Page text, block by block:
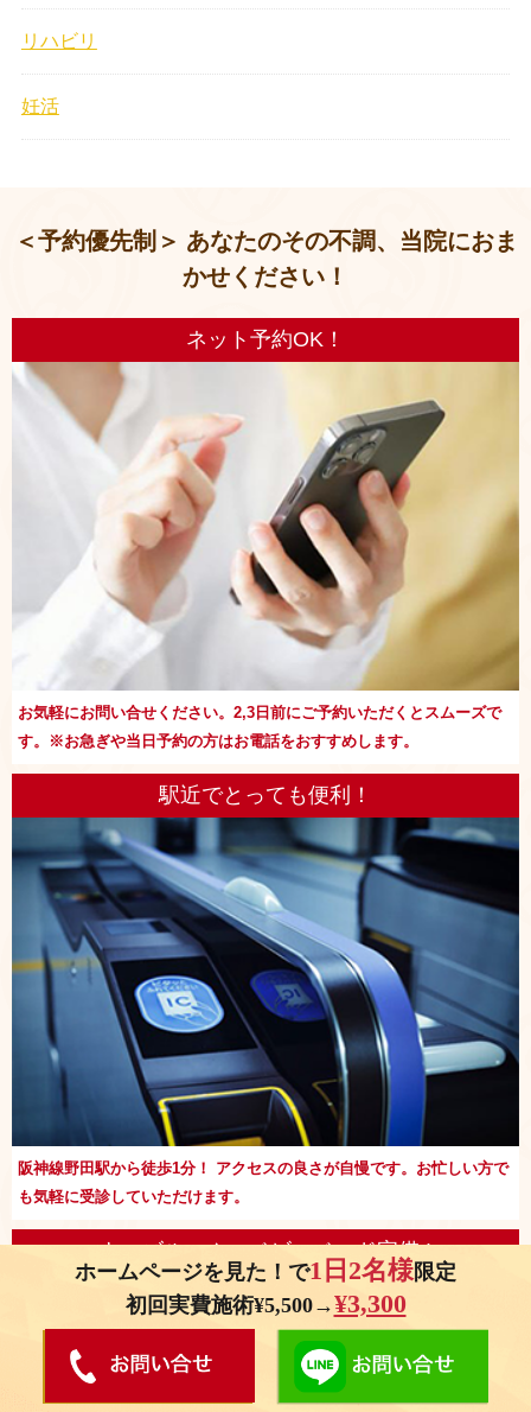
リハビリ
妊活
＜予約優先制＞ あなたのその不調、当院におま
かせください！
ネット予約OK！
お気軽にお問い合せください。2,3日前にご予約いただくとスムーズで
す。※お急ぎや当日予約の方はお電話をおすすめします。
駅近でとっても便利！
阪神線野田駅から徒歩1分！ アクセスの良さが自慢です。お忙しい方で
も気軽に受診していただけます。
キッズルーム・ベビーベッド完備 !
ホームページを見た！で1日2名様限定
初回実費施術¥5,500→¥3,300